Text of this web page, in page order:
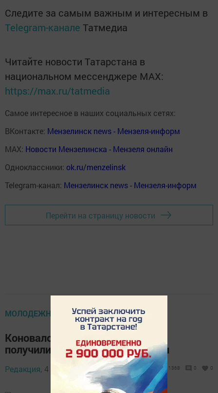
Следите за самым важным и интересным в
Telegram-канале Татмедиа
Читайте новости Татарстана в
национальном мессенджере MАХ:
https://max.ru/tatmedia
Самое интересное в наших социальных сетях:
ВКонтакте: Мензелинск news - Мензеля-информ
MAX: Новости Мензелинска - Мензеля онлайн
Одноклассники: ok.ru/menzelinsk
Telegram-канал: Мензелинск news - Мензеля-информ
Перейти на страницу новости
МОЛОДЕЖНЫЙ МЕРИДИАН
Коноваловские ударники учебы
получили неожиданные подарки
Редакция, 4 января 2016 - 07:31 1368 0 0